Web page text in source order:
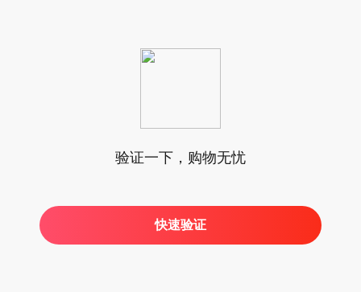
验证一下，购物无忧
快速验证